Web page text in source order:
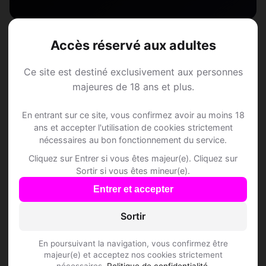
Accès réservé aux adultes
Ce site est destiné exclusivement aux personnes
majeures de 18 ans et plus.
En entrant sur ce site, vous confirmez avoir au moins 18
ans et accepter l'utilisation de cookies strictement
nécessaires au bon fonctionnement du service.
Cliquez sur Entrer si vous êtes majeur(e). Cliquez sur
Sortir si vous êtes mineur(e).
Entrer et accepter
Sortir
En poursuivant la navigation, vous confirmez être
majeur(e) et acceptez nos cookies strictement
Questions fréquentes
Comment trouver Speed Dating à Chevilly ?
L'inscription est-elle gratuite ?
Combien de membres Speed Dating sont
inscrits à Chevilly ?
Les profils sont-ils vérifiés ?